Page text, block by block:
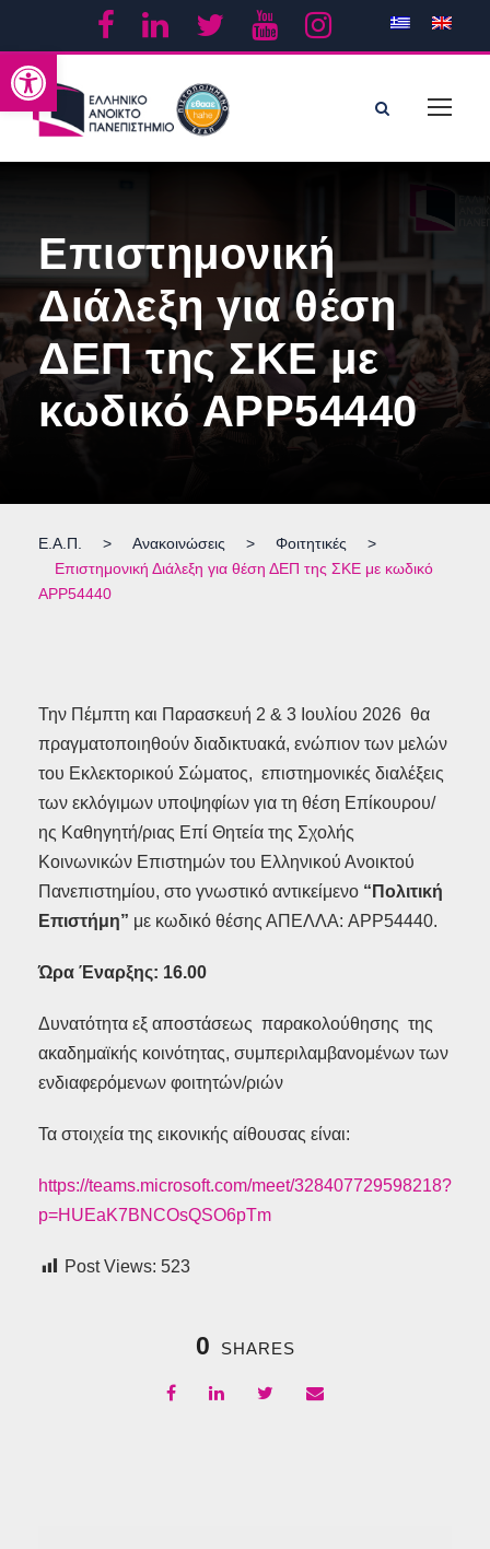
Ανοίξτε τη γραμμή εργαλείων
Επιστημονική
Διάλεξη για θέση
ΔΕΠ της ΣΚΕ με
κωδικό APP54440
Ε.Α.Π. > Ανακοινώσεις > Φοιτητικές
>
Επιστημονική Διάλεξη για θέση ΔΕΠ της ΣΚΕ με κωδικό
APP54440
Την Πέμπτη και Παρασκευή 2 & 3 Ιουλίου 2026 θα
πραγματοποιηθούν διαδικτυακά, ενώπιον των μελών
του Εκλεκτορικού Σώματος, επιστημονικές διαλέξεις
των εκλόγιμων υποψηφίων για τη θέση Επίκουρου/
ης Καθηγητή/ριας Επί Θητεία της Σχολής
Κοινωνικών Επιστημών του Ελληνικού Ανοικτού
Πανεπιστημίου, στο γνωστικό αντικείμενο “Πολιτική
Επιστήμη” με κωδικό θέσης ΑΠΕΛΛΑ: APP54440.
Ώρα Έναρξης: 16.00
Δυνατότητα εξ αποστάσεως παρακολούθησης της
ακαδημαϊκής κοινότητας, συμπεριλαμβανομένων των
ενδιαφερόμενων φοιτητών/ριών
Τα στοιχεία της εικονικής αίθουσας είναι:
https://teams.microsoft.com/meet/328407729598218?
p=HUEaK7BNCOsQSO6pTm
Post Views: 523
0 SHARES